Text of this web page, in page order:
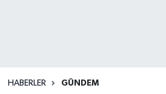
HABERLER GÜNDEM